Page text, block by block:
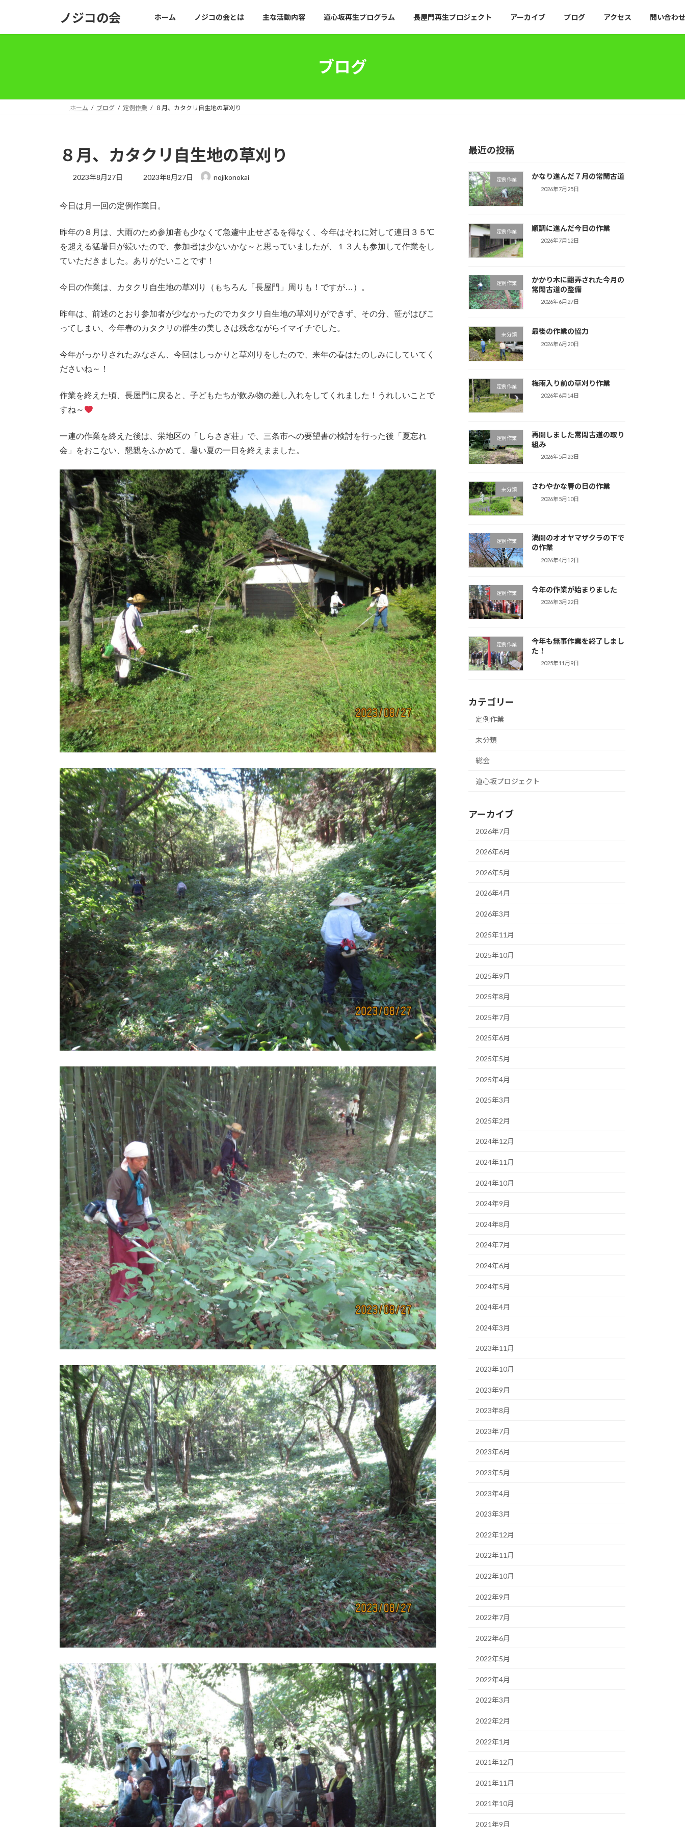
ノジコの会 ホーム ノジコの会とは 主な活動内容 道心坂再生プログラム 長屋門再生プロジェクト アーカイブ ブログ アクセス 問い合わせ
ブログ
ホーム ブログ 定例作業 ８月、カタクリ自生地の草刈り
８月、カタクリ自生地の草刈り
2023年8月27日
最
新
:
2023年8月27日 nojikonokai
今日は月一回の定例作業日。
昨年の８月は、大雨のため参加者も少なくて急遽中止せざるを得なく、今年はそれに対して連日３５℃
を超える猛暑日が続いたので、参加者は少ないかな～と思っていましたが、１３人も参加して作業をし
ていただきました。ありがたいことです！
今日の作業は、カタクリ自生地の草刈り（もちろん「長屋門」周りも！ですが…）。
昨年は、前述のとおり参加者が少なかったのでカタクリ自生地の草刈りができず、その分、笹がはびこ
ってしまい、今年春のカタクリの群生の美しさは残念ながらイマイチでした。
今年がっかりされたみなさん、今回はしっかりと草刈りをしたので、来年の春はたのしみにしていてく
ださいね～！
作業を終えた頃、長屋門に戻ると、子どもたちが飲み物の差し入れをしてくれました！うれしいことで
すね～
一連の作業を終えた後は、栄地区の「しらさぎ荘」で、三条市への要望書の検討を行った後「夏忘れ
会」をおこない、懇親をふかめて、暑い夏の一日を終えまました。
最近の投稿
定例作業 かなり進んだ７月の常閑古道
2026年7月25日
定例作業 順調に進んだ今日の作業
2026年7月12日
定例作業
かかり木に翻弄された今月の
常閑古道の整備
2026年6月27日
未分類 最後の作業の協力
2026年6月20日
定例作業 梅雨入り前の草刈り作業
2026年6月14日
定例作業
再開しました常閑古道の取り
組み
2026年5月23日
未分類 さわやかな春の日の作業
2026年5月10日
定例作業
満開のオオヤマザクラの下で
の作業
2026年4月12日
定例作業 今年の作業が始まりました
2026年3月22日
定例作業
今年も無事作業を終了しまし
た！
2025年11月9日
カテゴリー
定例作業
未分類
総会
道心坂プロジェクト
アーカイブ
2026年7月
2026年6月
2026年5月
2026年4月
2026年3月
2025年11月
2025年10月
2025年9月
2025年8月
2025年7月
2025年6月
2025年5月
2025年4月
2025年3月
2025年2月
2024年12月
2024年11月
2024年10月
2024年9月
2024年8月
2024年7月
2024年6月
2024年5月
2024年4月
2024年3月
2023年11月
2023年10月
2023年9月
2023年8月
2023年7月
2023年6月
2023年5月
2023年4月
2023年3月
2022年12月
2022年11月
2022年10月
2022年9月
2022年7月
2022年6月
2022年5月
2022年4月
2022年3月
2022年2月
2022年1月
2021年12月
2021年11月
2021年10月
2021年9月